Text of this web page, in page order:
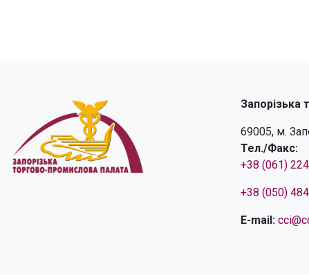
Запорізька
69005, м.
Тел./Факс:
+38 (061)
+38 (050)
E-mail: